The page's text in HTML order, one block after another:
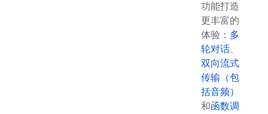
功能打造
更丰富的
体验： 多
轮对话、
双向流式
传输（包
括音频）
和函数调